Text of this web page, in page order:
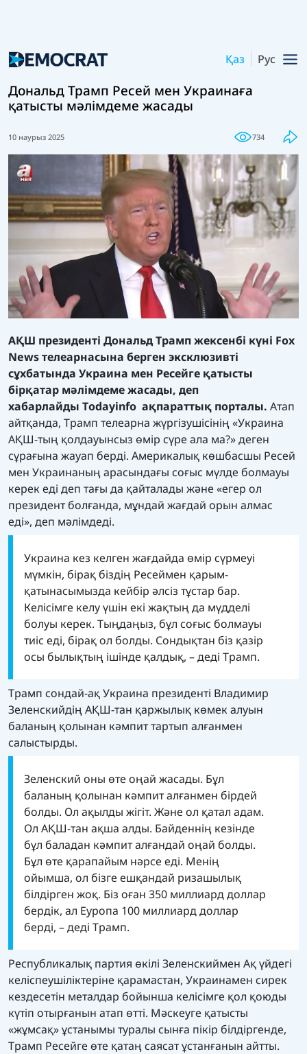
Қаз Рус
Дональд Трамп Ресей мен Украинаға
қатысты мәлімдеме жасады
10 наурыз 2025 734
АҚШ президенті Дональд Трамп жексенбі күні Fox
News телеарнасына берген эксклюзивті
сұхбатында Украина мен Ресейге қатысты
бірқатар мәлімдеме жасады, деп
хабарлайды Тodayinfo ақпараттық порталы. Атап
айтқанда, Трамп телеарна жүргізушісінің «Украина
АҚШ-тың қолдауынсыз өмір сүре ала ма?» деген
сұрағына жауап берді. Америкалық көшбасшы Ресей
мен Украинаның арасындағы соғыс мүлде болмауы
керек еді деп тағы да қайталады және «егер ол
президент болғанда, мұндай жағдай орын алмас
еді», деп мәлімдеді.
Украина кез келген жағдайда өмір сүрмеуі
мүмкін, бірақ біздің Ресеймен қарым-
қатынасымызда кейбір әлсіз тұстар бар.
Келісімге келу үшін екі жақтың да мүдделі
болуы керек. Тыңдаңыз, бұл соғыс болмауы
тиіс еді, бірақ ол болды. Сондықтан біз қазір
осы былықтың ішінде қалдық, – деді Трамп.
Трамп сондай-ақ Украина президенті Владимир
Зеленскийдің АҚШ-тан қаржылық көмек алуын
баланың қолынан кәмпит тартып алғанмен
салыстырды.
Зеленский оны өте оңай жасады. Бұл
баланың қолынан кәмпит алғанмен бірдей
болды. Ол ақылды жігіт. Және ол қатал адам.
Ол АҚШ-тан ақша алды. Байденнің кезінде
бұл баладан кәмпит алғандай оңай болды.
Бұл өте қарапайым нәрсе еді. Менің
ойымша, ол бізге ешқандай ризашылық
білдірген жоқ. Біз оған 350 миллиард доллар
бердік, ал Еуропа 100 миллиард доллар
берді, – деді Трамп.
Республикалық партия өкілі Зеленскиймен Ақ үйдегі
келіспеушіліктеріне қарамастан, Украинамен сирек
кездесетін металдар бойынша келісімге қол қоюды
күтіп отырғанын атап өтті. Мәскеуге қатысты
«жұмсақ» ұстанымы туралы сынға пікір білдіргенде,
Трамп Ресейге өте қатаң саясат ұстанғанын айтты.